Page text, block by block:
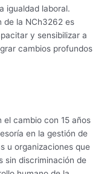
igualdad laboral.
de la NCh3262 es
y sensibilizar a
cambios profundos
cambio con 15 años
en la gestión de
u organizaciones que
sin discriminación de